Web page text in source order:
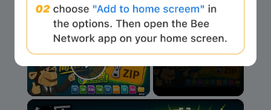
Play Video
×